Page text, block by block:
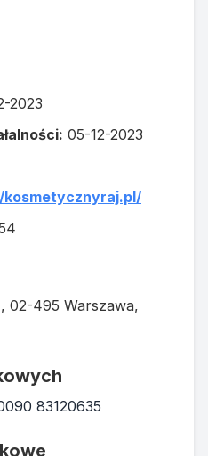
2023
05-12-2023
02-495 Warszawa,
83120635